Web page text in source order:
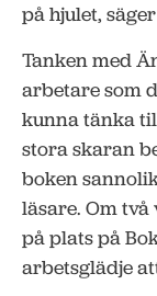
på hjulet,
Tanken med
arbetare som
kunna tänka
stora skaran
boken
läsare. Om
på plats på
arbetsglädje